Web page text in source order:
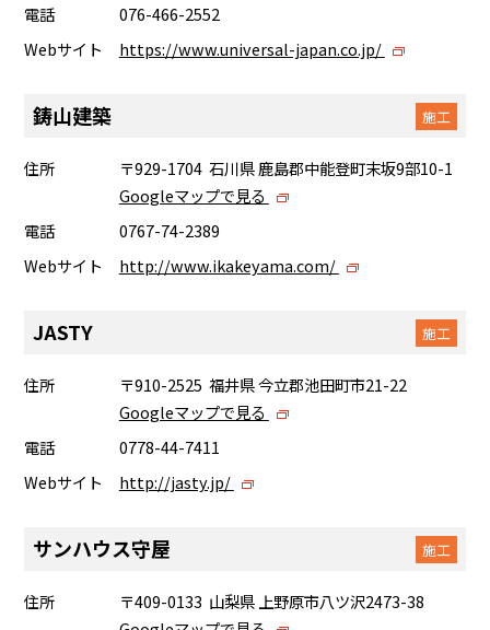
電話
076-466-2552
Webサイト
https://www.universal-japan.co.jp/
鋳山建築 施工
住所
〒929-1704 石川県 鹿島郡中能登町末坂9部10-1
Googleマップで見る
電話
0767-74-2389
Webサイト
http://www.ikakeyama.com/
JASTY 施工
住所
〒910-2525 福井県 今立郡池田町市21-22
Googleマップで見る
電話
0778-44-7411
Webサイト
http://jasty.jp/
サンハウス守屋 施工
住所
〒409-0133 山梨県 上野原市八ツ沢2473-38